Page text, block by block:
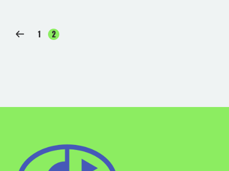
PAGINACIÓN
ENTRADAS
1 2